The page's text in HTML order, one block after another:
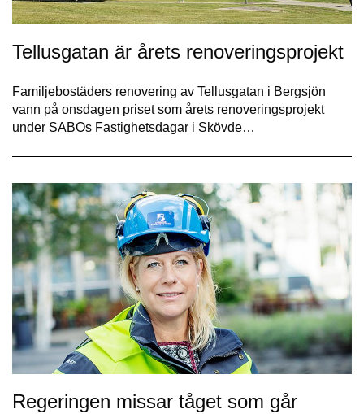
Tellusgatan är årets renoveringsprojekt
Familjebostäders renovering av Tellusgatan i Bergsjön
vann på onsdagen priset som årets renoveringsprojekt
under SABOs Fastighetsdagar i Skövde…
Regeringen missar tåget som går